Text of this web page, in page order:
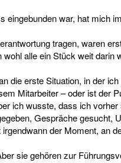
eingebunden war, hat mich
tragen, waren
alle ein Stück weit darin
die erste Situation, in der
Mitarbeiter – oder ist der
ich wusste, dass ich
Gespräche gesucht,
der Moment, an
sie gehören zur